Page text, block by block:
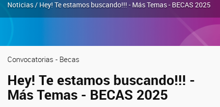
Noticias / Hey! Te estamos buscando!!! - Más Temas - BECAS 2025
Convocatorias - Becas
Hey! Te estamos buscando!!! -
Más Temas - BECAS 2025